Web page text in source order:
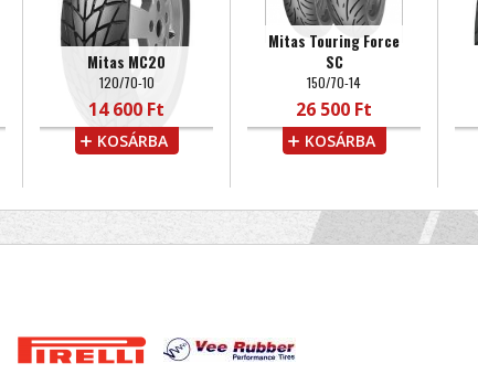
Mitas MC20
120/70-10
14 600 Ft
KOSÁRBA
Mitas Touring Force
SC
150/70-14
26 500 Ft
KOSÁRBA